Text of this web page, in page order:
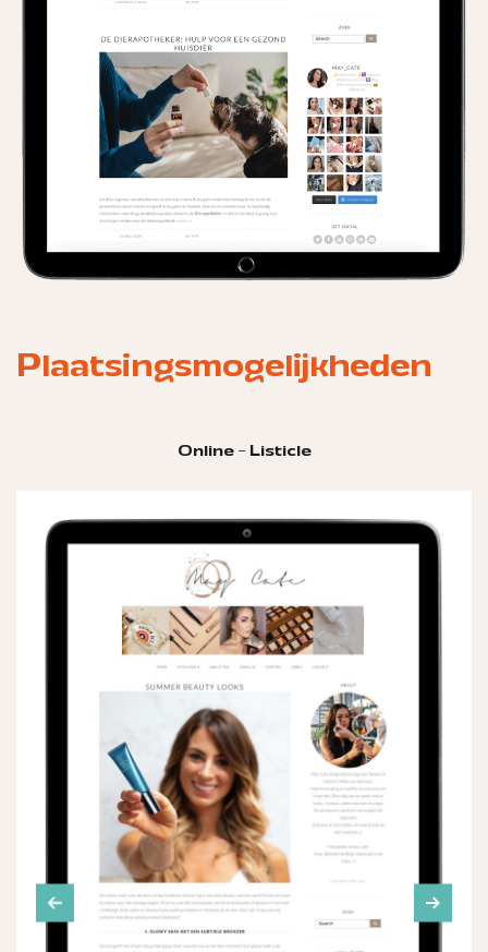
Plaatsingsmogelijkheden
Online - Listicle